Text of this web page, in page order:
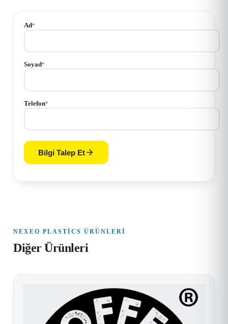
Ad*
Soyad*
Telefon*
Bilgi Talep Et
NEXEO PLASTICS ÜRÜNLERI
Diğer Ürünleri